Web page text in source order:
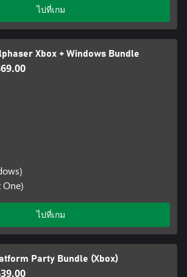
ไปที่เกม
Xbox + Windows Bundle
One)
ไปที่เกม
Party Bundle (Xbox)